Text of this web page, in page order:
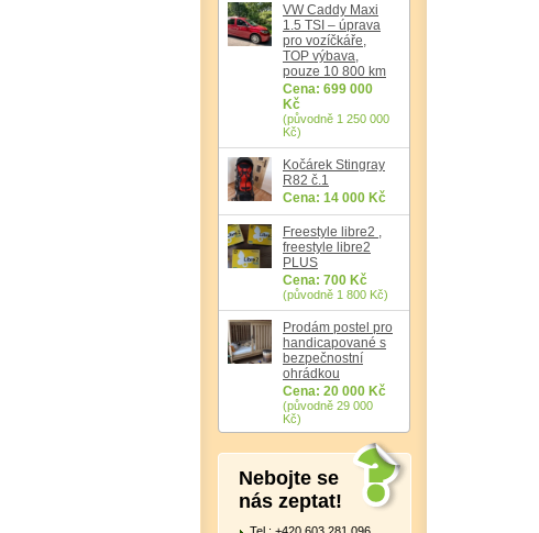
VW Caddy Maxi
1.5 TSI – úprava
pro vozíčkáře,
TOP výbava,
pouze 10 800 km
Cena: 699 000
Kč
(původně 1 250 000
Kč)
Kočárek Stingray
R82 č.1
Cena: 14 000 Kč
Freestyle libre2 ,
freestyle libre2
PLUS
Cena: 700 Kč
(původně 1 800 Kč)
Prodám postel pro
handicapované s
bezpečnostní
ohrádkou
Cena: 20 000 Kč
(původně 29 000
Kč)
Nebojte se
nás zeptat!